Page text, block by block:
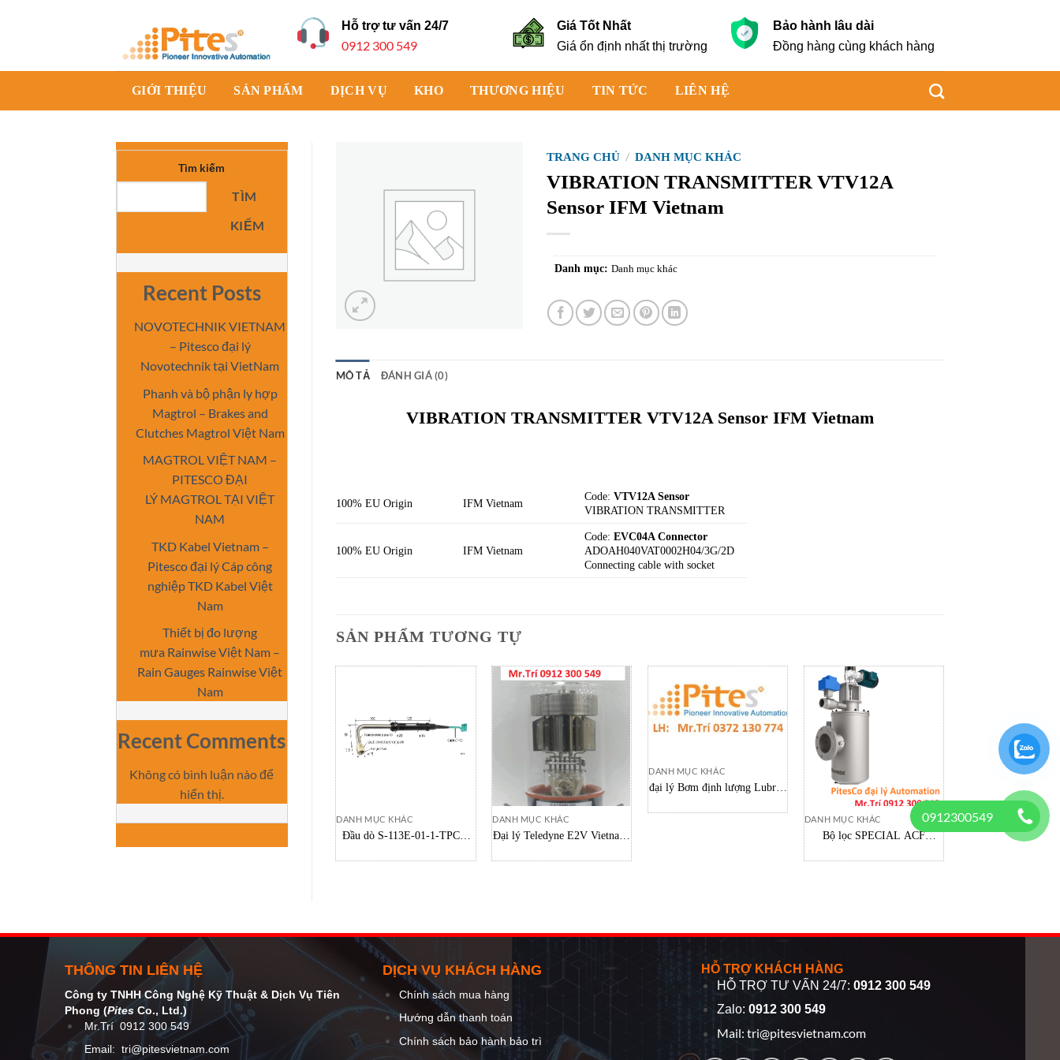
dung
Hỗ trợ tư vấn 24/7
0912 300 549
Giá Tốt Nhất
Giá ổn định nhất thị trường
Bảo hành lâu dài
Đồng hàng cùng khách hàng
GIỚI THIỆU SẢN PHẨM DỊCH VỤ KHO THƯƠNG HIỆU TIN TỨC LIÊN HỆ
Tìm kiếm
TÌM
KIẾM
Recent Posts
NOVOTECHNIK VIETNAM
– Pitesco đại lý
Novotechnik tại VietNam
Phanh và bộ phận ly hợp
Magtrol – Brakes and
Clutches Magtrol Việt Nam
MAGTROL VIỆT NAM –
PITESCO ĐẠI
LÝ MAGTROL TẠI VIỆT
NAM
TKD Kabel Vietnam –
Pitesco đại lý Cáp công
nghiệp TKD Kabel Việt
Nam
Thiết bị đo lượng
mưa Rainwise Việt Nam –
Rain Gauges Rainwise Việt
Nam
Recent Comments
Không có bình luận nào để
hiển thị.
TRANG CHỦ / DANH MỤC KHÁC
VIBRATION TRANSMITTER VTV12A
Sensor IFM Vietnam
Danh mục: Danh mục khác
MÔ TẢ ĐÁNH GIÁ (0)
VIBRATION TRANSMITTER VTV12A Sensor IFM Vietnam
100% EU Origin IFM Vietnam
Code: VTV12A Sensor
VIBRATION TRANSMITTER
100% EU Origin IFM Vietnam
Code: EVC04A Connector
ADOAH040VAT0002H04/3G/2D
Connecting cable with socket
SẢN PHẨM TƯƠNG TỰ
DANH MỤC KHÁC
Đầu dò S-113E-01-1-TPC1-
ANP cảm biến nhiêt độ hiệu
DANH MỤC KHÁC
Đại lý Teledyne E2V Vietnam,
Teledyne
DANH MỤC KHÁC
đại lý Bơm định lượng Lubron
MS Plus 10b-5lpu FS
DANH MỤC KHÁC
Bộ lọc SPECIAL ACF
Filternox Việt Nam
DANH MỤC KHÁC
CP6503-0000-0060
THÔNG TIN LIÊN HỆ
Công ty TNHH Công Nghệ Kỹ Thuật& Dịch Vụ Tiên
Phong (Pites Co., Ltd.)
Mr.Trí 0912 300 549
Email: tri@pitesvietnam.com
DỊCH VỤ KHÁCH HÀNG
Chính sách mua hàng
Hướng dẫn thanh toán
Chính sách bảo hành bảo trì
HỖ TRỢ KHÁCH HÀNG
HỖ TRỢ TƯ VẤN 24/7:0912 300 549
Zalo:0912 300 549
Mail:tri@pitesvietnam.com
0912300549